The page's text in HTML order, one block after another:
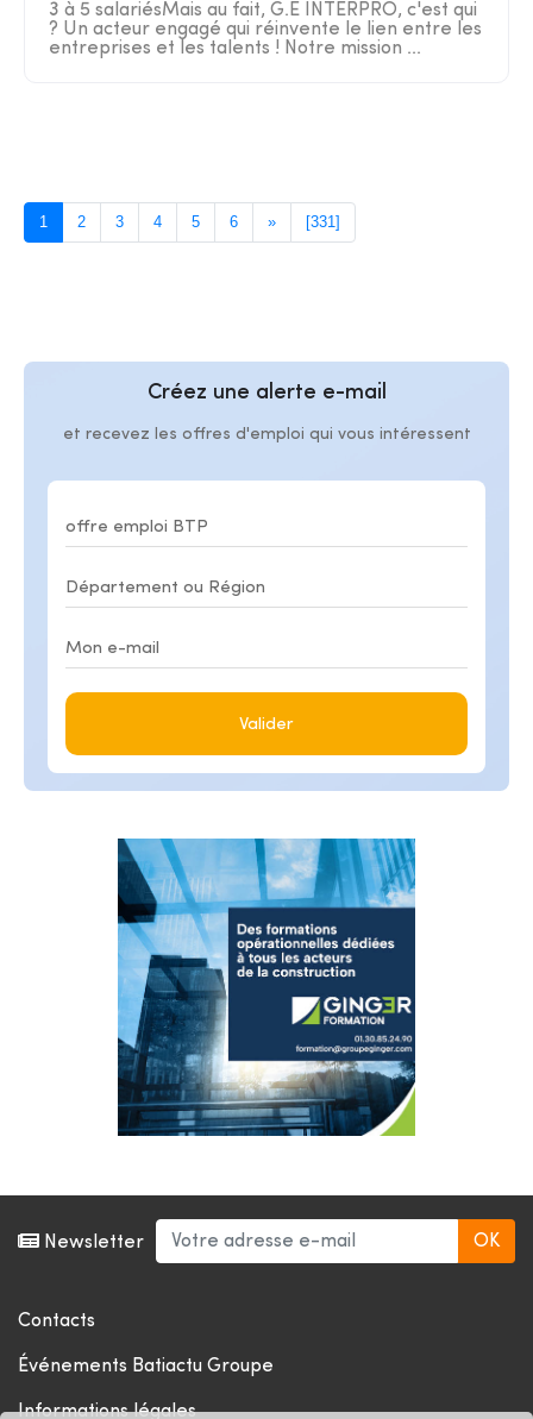
3 à 5 salariésMais au fait, G.E INTERPRO, c'est qui
? Un acteur engagé qui réinvente le lien entre les
entreprises et les talents ! Notre mission ...
1 2 3 4 5 6 » [331]
Créez une alerte e-mail
et recevez les offres d'emploi qui vous intéressent
Valider
Newsletter
Contacts
Événements Batiactu Groupe
Informations légales